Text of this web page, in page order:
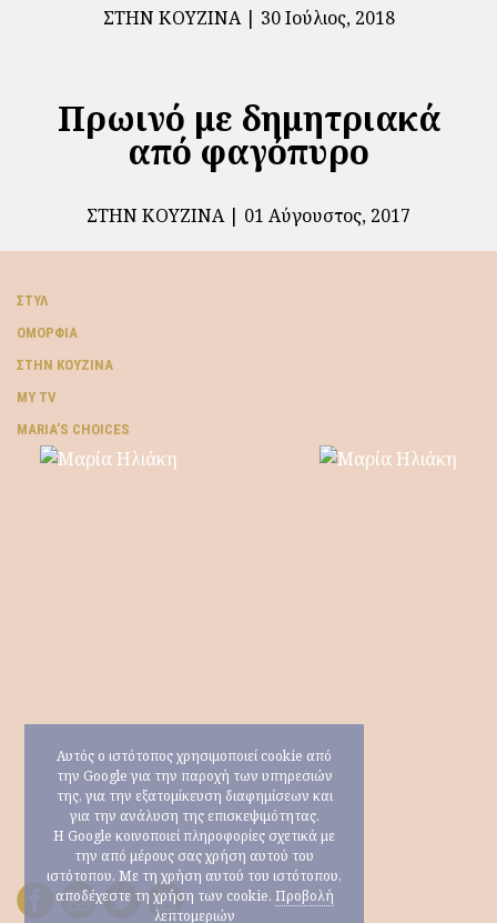
ΣΤΗΝ ΚΟΥΖΊΝΑ 30 Ιούλιος, 2018
Πρωινό με δημητριακά
από φαγόπυρο
ΣΤΗΝ ΚΟΥΖΊΝΑ 01 Αύγουστος, 2017
ΣΤΥΛ
ΟΜΟΡΦΙΆ
ΣΤΗΝ ΚΟΥΖΊΝΑ
MY TV
ΜARIA’S CHOICES
Αυτός ο ιστότοπος χρησιμοποιεί cookie από
την Google για την παροχή των υπηρεσιών
της, για την εξατομίκευση διαφημίσεων και
για την ανάλυση της επισκεψιμότητας.
Η Google κοινοποιεί πληροφορίες σχετικά με
την από μέρους σας χρήση αυτού του
ιστότοπου. Με τη χρήση αυτού του ιστότοπου,
αποδέχεστε τη χρήση των cookie. Προβολή
λεπτομεριών